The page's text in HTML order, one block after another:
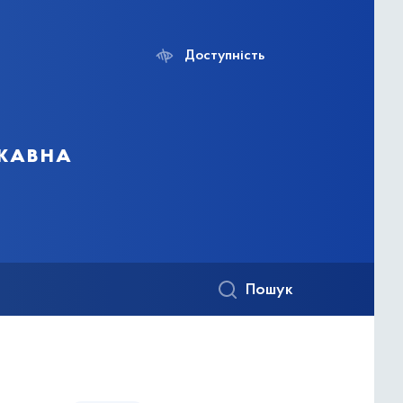
Доступність
Пошук